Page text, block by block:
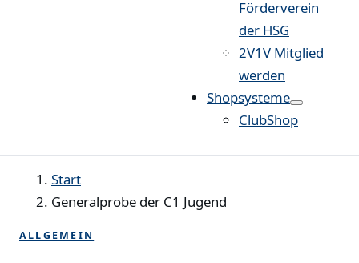
Förderverein
der HSG
2V1V Mitglied
werden
Shopsysteme
ClubShop
Start
Generalprobe der C1 Jugend
ALLGEMEIN